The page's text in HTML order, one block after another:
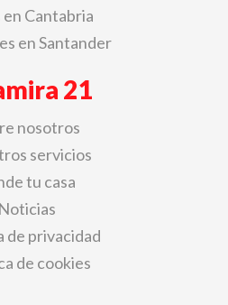
en Cantabria
en Santander
21
nosotros
servicios
tu casa
Noticias
de privacidad
de cookies